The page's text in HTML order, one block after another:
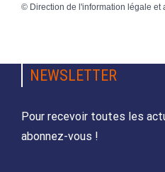
© Direction de l'information légale et
NEWSLETTER
Pour recevoir toutes les
abonnez-vous !